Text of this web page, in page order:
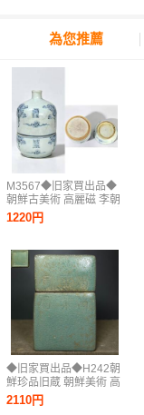
為您推薦
M3567◆旧家買出品◆
朝鮮古美術 高麗磁 李朝
時代 古高麗 高麗古陶磁
高麗白磁染付花卉紋瓶
1220円
◆旧家買出品◆H242朝
鮮珍品旧蔵 朝鮮美術 高
麗磁 朝鮮古陶磁器 古高
麗 李朝 高麗青磁藥盒
2110円